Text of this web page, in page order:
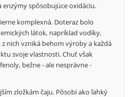
enzýmy spôsobujúce oxidáciu.
komplexná. Doteraz bolo
látok, napríklad vodíky,
nich vzniká behom výroby a každá
svoje vlastnosti. Chuť však
bežne - ale nesprávne -
zložkám čaju. Pôsobí ako ľahký